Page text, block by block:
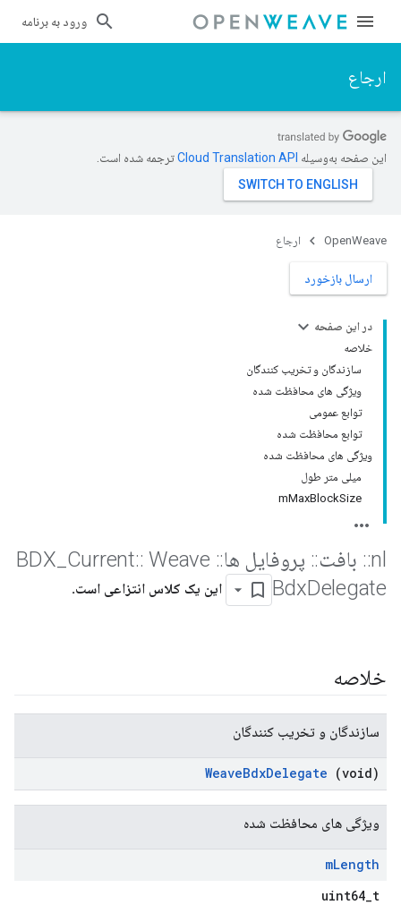
ورود به برنامه
ارجاع
این صفحه به‌وسیله ترجمه شده است.
OpenWeave ارجاع
ارسال بازخورد
در این صفحه
خلاصه
سازندگان و تخریب کنندگان
ویژگی های محافظت شده
توابع عمومی
توابع محافظت شده
ویژگی های محافظت شده
میلی متر طول
mMaxBlockSize
nl
:: بافت:: پروفایل ها::
Current:: Weave
BdxDelegate این یک کلاس انتزاعی است.
خلاصه
سازندگان و تخریب کنندگان
WeaveBdxDelegate (void)
ویژگی های محافظت شده
mLength
uint64_t